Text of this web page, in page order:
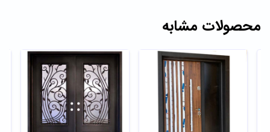
محصولات مشابه